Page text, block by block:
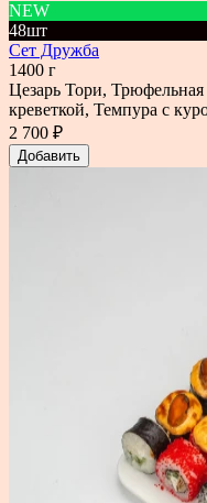
NEW
48шт
Сет Дружба
1400 г
Цезарь Тори,
креветкой, Темпура с
2 700 ₽
Добавить